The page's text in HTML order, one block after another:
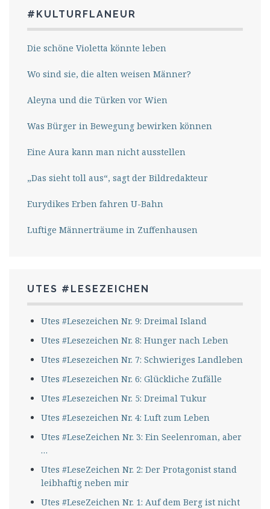
#KULTURFLANEUR
Die schöne Violetta könnte leben
Wo sind sie, die alten weisen Männer?
Aleyna und die Türken vor Wien
Was Bürger in Bewegung bewirken können
Eine Aura kann man nicht ausstellen
„Das sieht toll aus“, sagt der Bildredakteur
Eurydikes Erben fahren U-Bahn
Luftige Männerträume in Zuffenhausen
UTES #LESEZEICHEN
Utes #Lesezeichen Nr. 9: Dreimal Island
Utes #Lesezeichen Nr. 8: Hunger nach Leben
Utes #Lesezeichen Nr. 7: Schwieriges Landleben
Utes #Lesezeichen Nr. 6: Glückliche Zufälle
Utes #Lesezeichen Nr. 5: Dreimal Tukur
Utes #Lesezeichen Nr. 4: Luft zum Leben
Utes #LeseZeichen Nr. 3: Ein Seelenroman, aber
…
Utes #LeseZeichen Nr. 2: Der Protagonist stand
leibhaftig neben mir
Utes #LeseZeichen Nr. 1: Auf dem Berg ist nicht